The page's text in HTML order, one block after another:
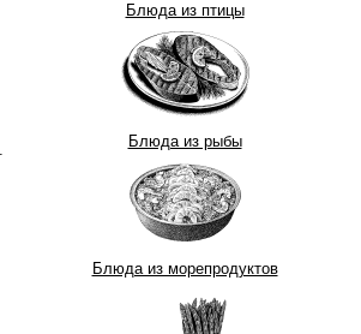
Блюда из птицы
Блюда из рыбы
Блюда из морепродуктов